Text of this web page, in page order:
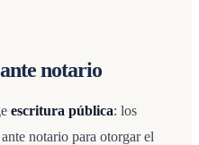
notario
escritura pública: los
notario para otorgar el